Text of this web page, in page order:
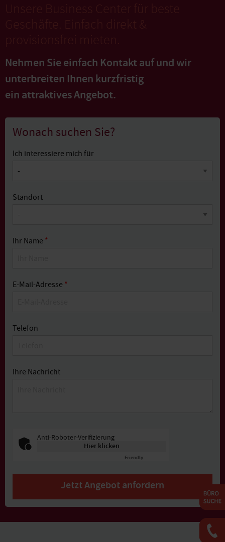
Unsere Business Center für beste
Geschäfte. Einfach direkt &
provisionsfrei mieten.
Nehmen Sie einfach Kontakt auf und wir
unterbreiten Ihnen kurzfristig
ein attraktives Angebot.
Wonach suchen Sie?
Ich interessiere mich für
Standort
Ihr Name *
E-Mail-Adresse *
Telefon
Ihre Nachricht
Anti-Roboter-Verifizierung
Hier klicken
Friendly
Jetzt Angebot anfordern